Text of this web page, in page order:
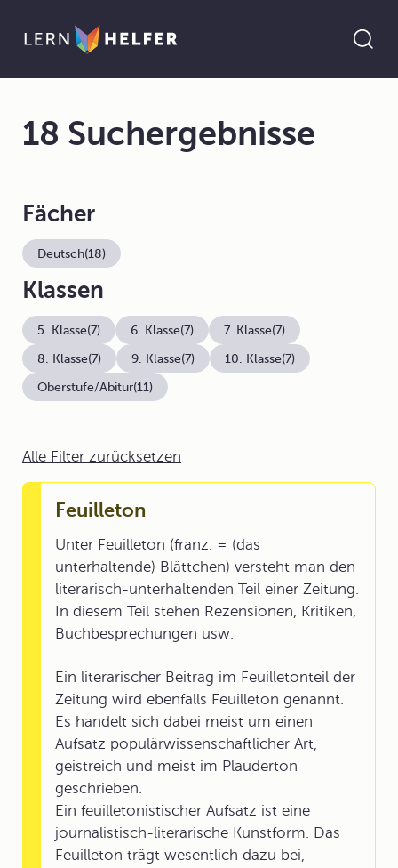
Alle Filter zurücksetzen
Feuilleton
Unter Feuilleton (franz. = (das
unterhaltende) Blättchen) versteht man den
literarisch-unterhaltenden Teil einer Zeitung.
In diesem Teil stehen Rezensionen, Kritiken,
Buchbesprechungen usw.
Ein literarischer Beitrag im Feuilletonteil der
Zeitung wird ebenfalls Feuilleton genannt.
Es handelt sich dabei meist um einen
Aufsatz populärwissenschaftlicher Art,
geistreich und meist im Plauderton
geschrieben.
Ein feuilletonistischer Aufsatz ist eine
journalistisch-literarische Kunstform. Das
Feuilleton trägt wesentlich dazu bei,
18 Suchergebnisse
Fächer
Deutsch(18)
Klassen
5. Klasse(7) 6. Klasse(7) 7. Klasse(7)
8. Klasse(7) 9. Klasse(7) 10. Klasse(7)
Oberstufe/Abitur(11)